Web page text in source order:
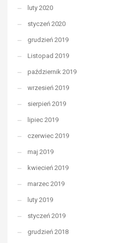
luty 2020
styczeń 2020
grudzień 2019
Listopad 2019
październik 2019
wrzesień 2019
sierpień 2019
lipiec 2019
czerwiec 2019
maj 2019
kwiecień 2019
marzec 2019
luty 2019
styczeń 2019
grudzień 2018